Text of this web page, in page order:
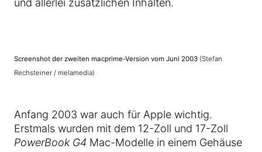
und allerlei zusätzlichen Inhalten.
Screenshot der zweiten macprime-Version vom Juni 2003 (Stefan
Rechsteiner / melamedia)
Anfang 2003 war auch für Apple wichtig.
Erstmals wurden mit dem 12-Zoll und 17-Zoll
PowerBook G4 Mac-Modelle in einem Gehäuse